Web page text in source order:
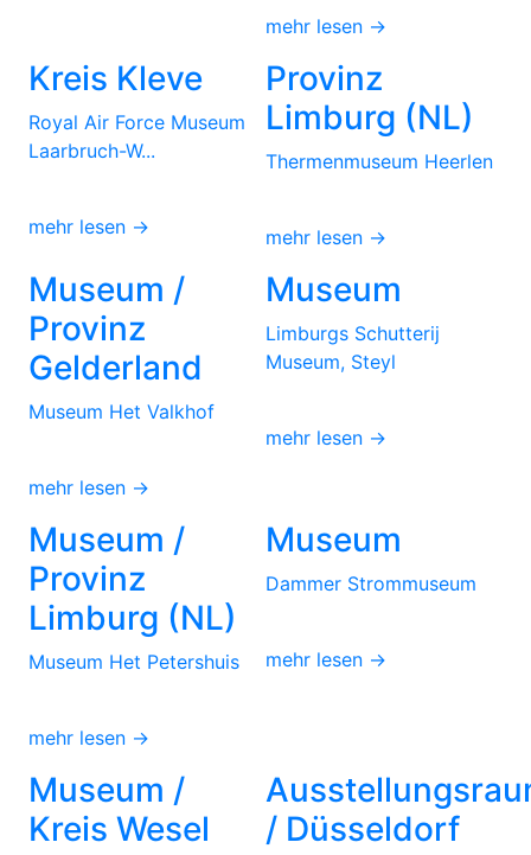
mehr lesen →
Kreis Kleve
Royal Air Force Museum
Laarbruch-W...
mehr lesen →
Provinz
Limburg (NL)
Thermenmuseum Heerlen
mehr lesen →
Museum /
Provinz
Gelderland
Museum Het Valkhof
mehr lesen →
Museum
Limburgs Schutterij
Museum, Steyl
mehr lesen →
Museum /
Provinz
Limburg (NL)
Museum Het Petershuis
mehr lesen →
Museum
Dammer Strommuseum
mehr lesen →
Museum /
Kreis Wesel
/ Düsseldorf